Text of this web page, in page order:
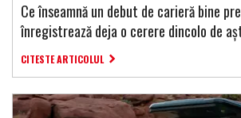
Ce înseamnă un debut de carieră bine
înregistrează deja o cerere dincolo de
CITESTE ARTICOLUL